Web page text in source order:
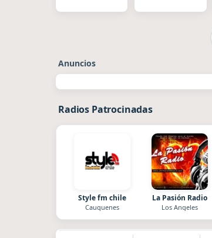
Anuncios
Radios Patrocinadas
Style fm chile
Cauquenes
La Pasión Radio
Los Angeles